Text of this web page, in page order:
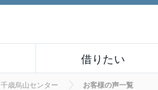
借りたい
千歳烏山センター お客様の声一覧